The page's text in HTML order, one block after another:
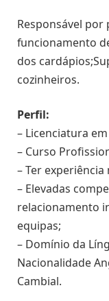
Responsável
funcionamento
dos
cozinheiros.
Perfil:
– Licenciatura
– Curso
– Ter
– Elevadas
relacionamento
equipas;
– Domínio da
Nacionalidade
Cambial.